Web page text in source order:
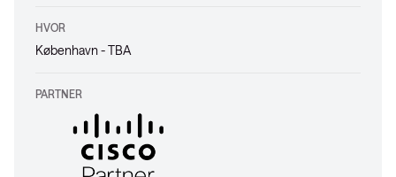
HVOR
København - TBA
PARTNER